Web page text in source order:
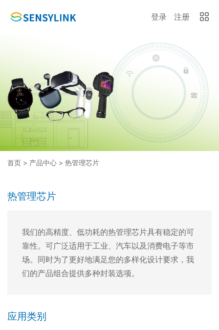
登录 注册
首页 > 产品中心 > 热管理芯片
热管理芯片
我们的高精度、低功耗的热管理芯片具有稳定的可
靠性。可广泛适用于工业、汽车以及消费电子等市
场。同时为了更好地满足您的多样化设计要求，我
们的产品组合提供多种封装选项。
应用类别